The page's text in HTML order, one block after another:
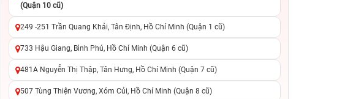
iPhone XS 256GB Cũ chính hãng
4.090.000đ 9.990.000đ
chuyển đổi, 0 gọi người thân
6.390.000đ 8.990.000đ
chuyển đổi, 0 gọi người thân
(Quận 10 cũ)
249 -251 Trần Quang Khải, Tân Định, Hồ Chí Minh (Quận 1 cũ)
733 Hậu Giang, Bình Phú, Hồ Chí Minh (Quận 6 cũ)
481A Nguyễn Thị Thập, Tân Hưng, Hồ Chí Minh (Quận 7 cũ)
507 Tùng Thiện Vương, Xóm Củi, Hồ Chí Minh (Quận 8 cũ)